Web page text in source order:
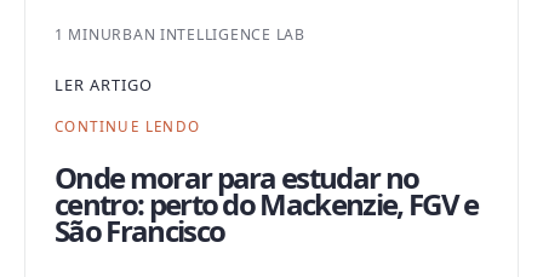
1 MINURBAN INTELLIGENCE LAB
LER ARTIGO
CONTINUE LENDO
Onde morar para estudar no
centro: perto do Mackenzie, FGV e
São Francisco